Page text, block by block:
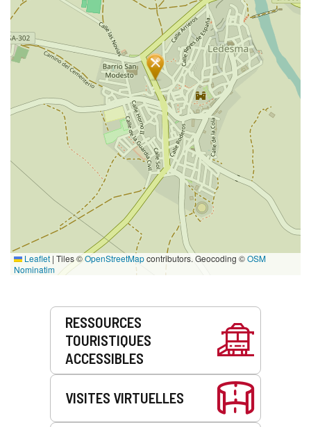
Leaflet | Tiles ©OpenStreetMapcontributors. Geocoding ©OSM
Nominatim
Prestations
RESSOURCES
TOURISTIQUES
ACCESSIBLES
VISITES VIRTUELLES